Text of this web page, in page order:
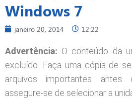
Windows 7
janeiro 20, 2014 12:22
Advertência: O conteúdo da
excluído. Faça uma cópia de
arquivos importantes
assegure-se de selecionar a